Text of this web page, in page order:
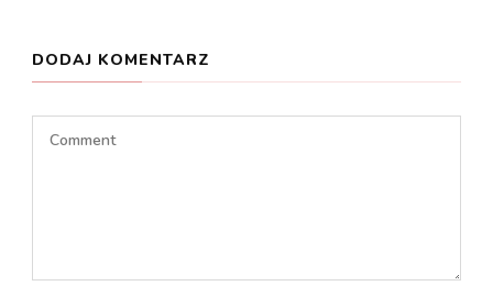
DODAJ KOMENTARZ